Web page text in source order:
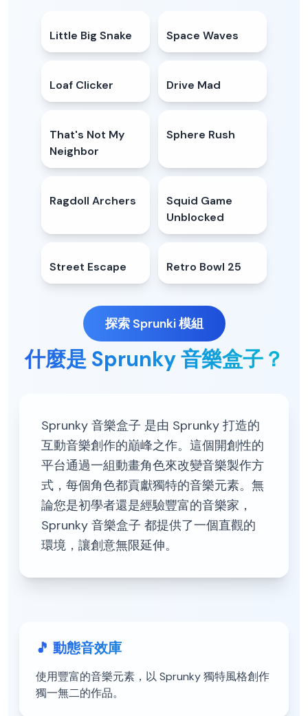
4.9★
Little Big Snake 4.9★
Space Waves
5.0
Loaf Clicker Drive Mad
4.8★
That's Not My
Neighbor
5.0
Sphere Rush
4.3★
Ragdoll Archers 4.8
Squid Game
Unblocked
5.0★
Street Escape 4.5★
Retro Bowl 25
探索 Sprunki 模組
什麼是 Sprunky 音樂盒子？
Sprunky 音樂盒子 是由 Sprunky 打造的
互動音樂創作的巔峰之作。這個開創性的
平台通過一組動畫角色來改變音樂製作方
式，每個角色都貢獻獨特的音樂元素。無
論您是初學者還是經驗豐富的音樂家，
Sprunky 音樂盒子 都提供了一個直觀的
環境，讓創意無限延伸。
🎵 動態音效庫
使用豐富的音樂元素，以 Sprunky 獨特風格創作
獨一無二的作品。